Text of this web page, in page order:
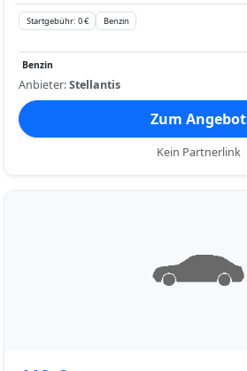
Startgebühr: 0 € Benzin
Benzin
Anbieter:Stellantis
Zum Angebot
Kein Partnerlink